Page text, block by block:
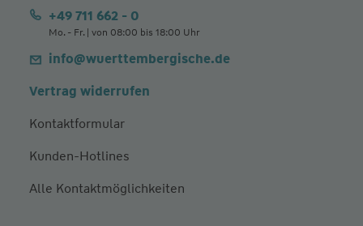
+49 711 662 - 0
Mo. - Fr. | von 08:00 bis 18:00 Uhr
info@wuerttembergische.de
Vertrag widerrufen
Kontaktformular
Kunden-Hotlines
Alle Kontaktmöglichkeiten